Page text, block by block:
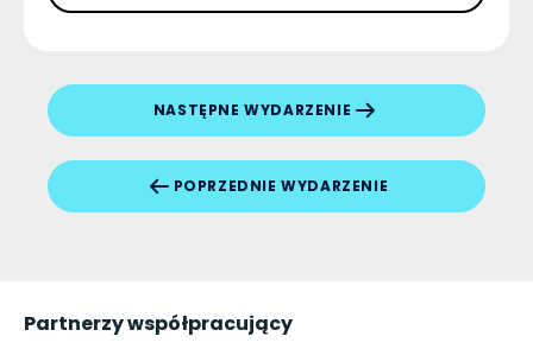
POPRZEDNIE WYDARZENIE
NASTĘPNE WYDARZENIE
Partnerzy współpracujący